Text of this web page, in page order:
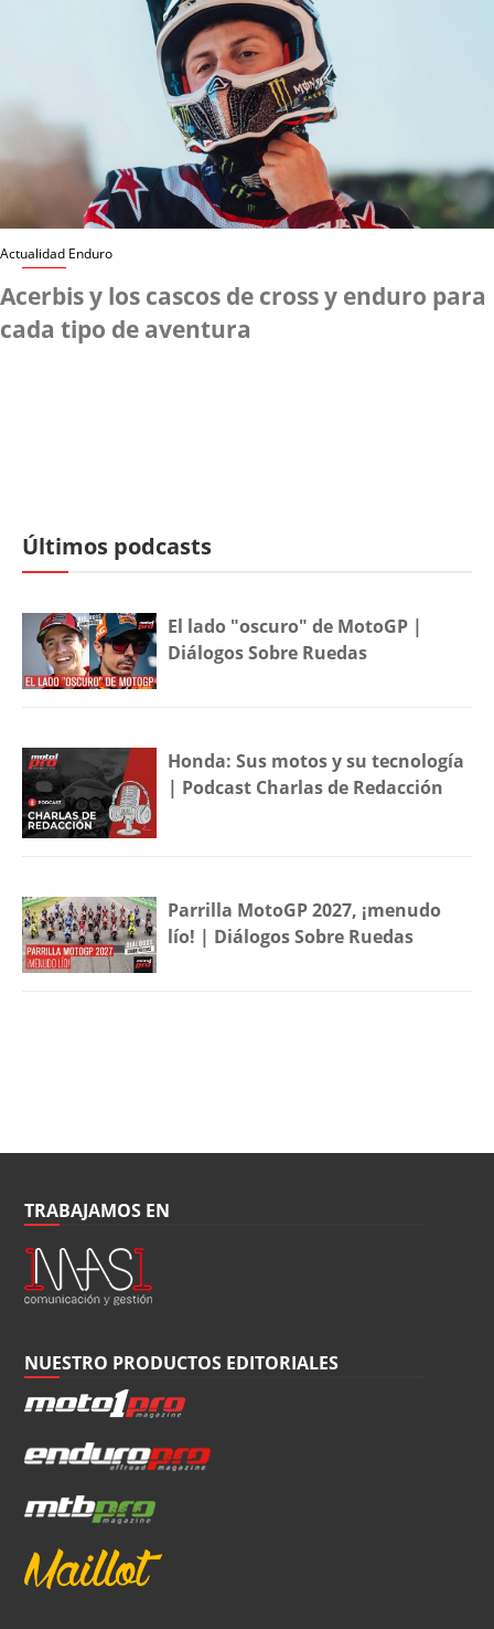
Actualidad Enduro
Acerbis y los cascos de cross y enduro para
cada tipo de aventura
Últimos podcasts
El lado "oscuro" de MotoGP |
Diálogos Sobre Ruedas
Honda: Sus motos y su tecnología
| Podcast Charlas de Redacción
Parrilla MotoGP 2027, ¡menudo
lío! | Diálogos Sobre Ruedas
TRABAJAMOS EN
NUESTRO PRODUCTOS EDITORIALES